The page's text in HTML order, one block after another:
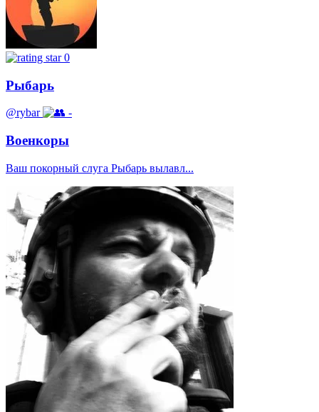
0
Рыбарь
@rybar -
Военкоры
Ваш покорный слуга Рыбарь вылавл...